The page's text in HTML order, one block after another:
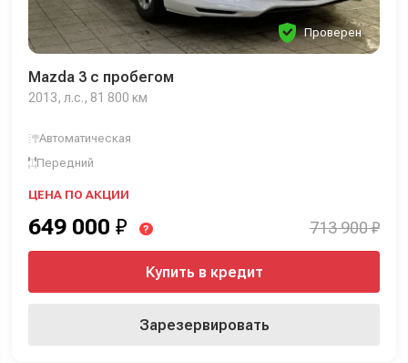
Проверен
Mazda 3 с пробегом
2013, л.с., 81 800 км
Автоматическая
Передний
ЦЕНА ПО АКЦИИ
649 000 ₽ ? 713 900 ₽
Купить в кредит
Зарезервировать